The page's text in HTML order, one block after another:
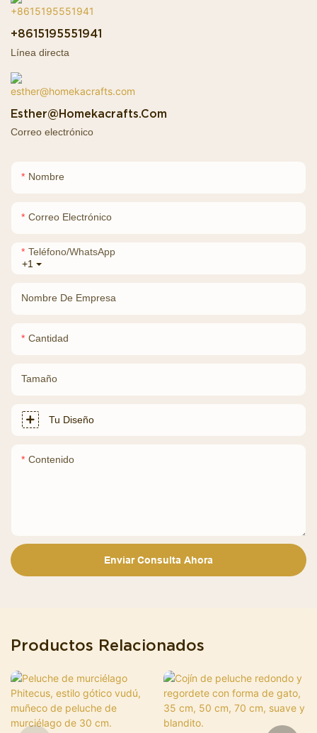
+8615195551941
Línea directa
Esther@homekacrafts.com
Correo electrónico
Nombre
Correo Electrónico
+1
Teléfono/WhatsApp
Nombre De Empresa
Cantidad
Tamaño
Tu Diseño
Contenido
Enviar Consulta Ahora
Productos Relacionados